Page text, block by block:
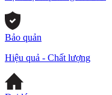
Bảo quản
Hiệu quả - Chất lượng